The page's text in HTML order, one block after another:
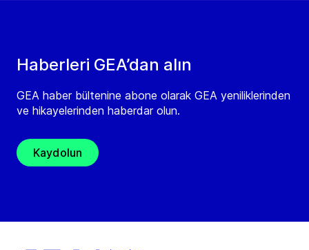
Haberleri GEA’dan alın
GEA haber bültenine abone olarak GEA yeniliklerinden
ve hikayelerinden haberdar olun.
Kaydolun